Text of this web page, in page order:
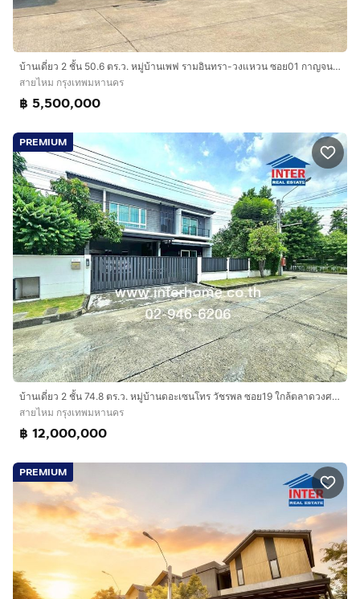
บ้านเดี่ยว 2 ชั้น 50.6 ตร.ว. หมู่บ้านเพฟ รามอินทรา-วงแหวน ซอย01 กาญจนาภิเษก4 ถนนรามอินทรา ถนนกาญจนาภิเษก4 เขตสายไหม กรุงเทพมหานคร
สายไหม กรุงเทพมหานคร
฿ 5,500,000
PREMIUM
บ้านเดี่ยว 2 ชั้น 74.8 ตร.ว. หมู่บ้านดอะเซนโทร วัชรพล ซอย19 ใกล้ตลาดวงศกร และโรงเรียนสารสาสน์วิเทศสายไหม อยู่ระหว่างซอยสุขาภิบาล5 ซอย76-78
สายไหม กรุงเทพมหานคร
฿ 12,000,000
PREMIUM